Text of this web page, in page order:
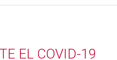
EL COVID-19